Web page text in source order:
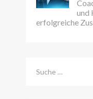
und
erfolgreiche